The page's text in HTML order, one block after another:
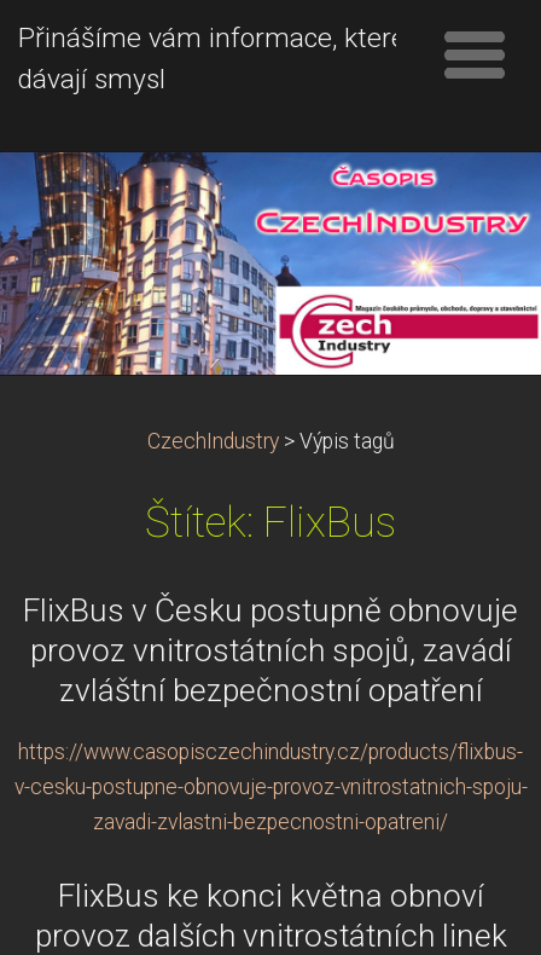
Přinášíme vám informace, které
dávají smysl
CzechIndustry > Výpis tagů
Štítek: FlixBus
FlixBus v Česku postupně obnovuje
provoz vnitrostátních spojů, zavádí
zvláštní bezpečnostní opatření
https://www.casopisczechindustry.cz/products/flixbus-
v-cesku-postupne-obnovuje-provoz-vnitrostatnich-spoju-
zavadi-zvlastni-bezpecnostni-opatreni/
FlixBus ke konci května obnoví
provoz dalších vnitrostátních linek